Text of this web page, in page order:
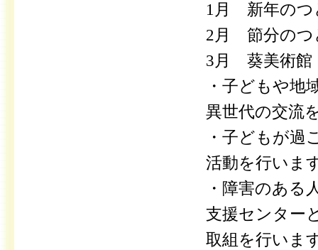
1月 新年の
2月 節分の
3月 葵美術館
・子どもや地
異世代の交流
・子どもが過
活動を行いま
・障害のある
支援センター
取組を行いま